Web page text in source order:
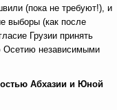
(пока не требуют!), и
выборы (как после
Грузии принять
независимыми
Абхазии и Юной